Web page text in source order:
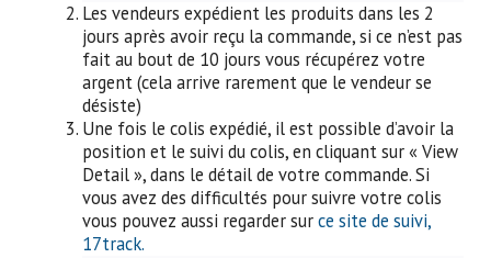
Les vendeurs expédient les produits dans les 2
jours après avoir reçu la commande, si ce n’est pas
fait au bout de 10 jours vous récupérez votre
argent (cela arrive rarement que le vendeur se
désiste)
Une fois le colis expédié, il est possible d’avoir la
position et le suivi du colis, en cliquant sur « View
Detail », dans le détail de votre commande. Si
vous avez des difficultés pour suivre votre colis
vous pouvez aussi regarder surce site de suivi,
17track.